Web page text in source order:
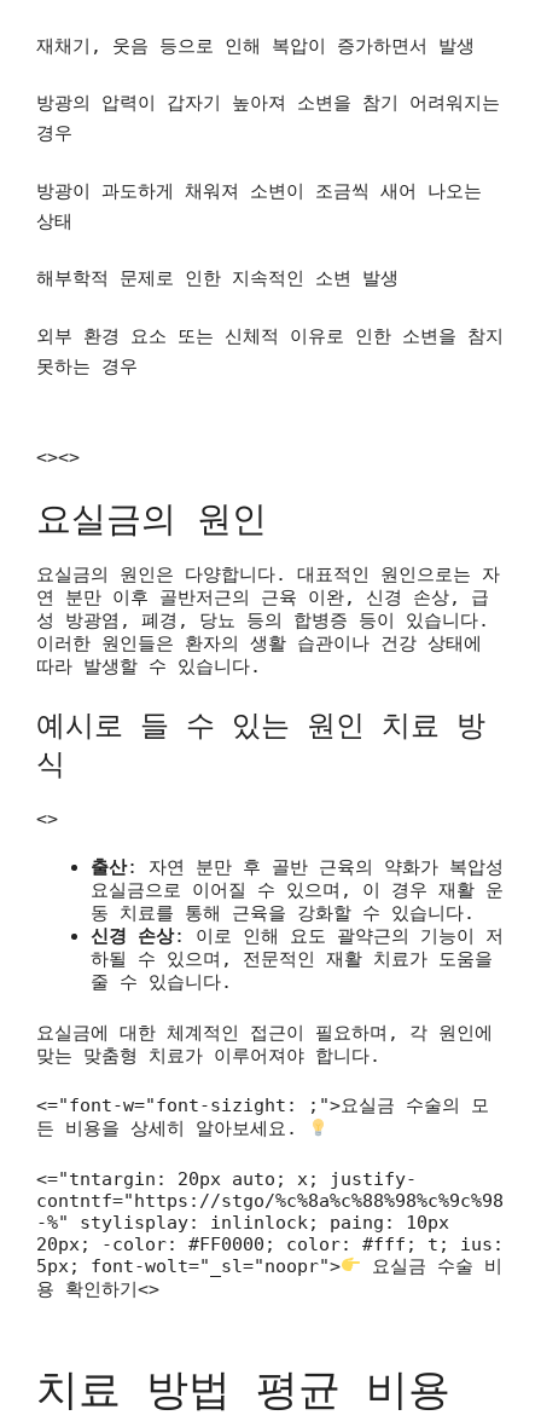
재채기, 웃음 등으로 인해 복압이 증가하면서 발생
방광의 압력이 갑자기 높아져 소변을 참기 어려워지는
경우
방광이 과도하게 채워져 소변이 조금씩 새어 나오는
상태
해부학적 문제로 인한 지속적인 소변 발생
외부 환경 요소 또는 신체적 이유로 인한 소변을 참지
못하는 경우
<><>
요실금의 원인
요실금의 원인은 다양합니다. 대표적인 원인으로는 자
연 분만 이후 골반저근의 근육 이완, 신경 손상, 급
성 방광염, 폐경, 당뇨 등의 합병증 등이 있습니다.
이러한 원인들은 환자의 생활 습관이나 건강 상태에
따라 발생할 수 있습니다.
예시로 들 수 있는 원인 치료 방
식
<>
출산: 자연 분만 후 골반 근육의 약화가 복압성
요실금으로 이어질 수 있으며, 이 경우 재활 운
동 치료를 통해 근육을 강화할 수 있습니다.
신경 손상: 이로 인해 요도 괄약근의 기능이 저
하될 수 있으며, 전문적인 재활 치료가 도움을
줄 수 있습니다.
요실금에 대한 체계적인 접근이 필요하며, 각 원인에
맞는 맞춤형 치료가 이루어져야 합니다.
<="font-w="font-sizight: ;">요실금 수술의 모
든 비용을 상세히 알아보세요.
<="tntargin: 20px auto; x; justify-
contntf="https://stgo/%c%8a%c%88%98%c%9c%98
-%" stylisplay: inlinlock; paing: 10px
20px; -color: #FF0000; color: #fff; t; ius:
5px; font-wolt="_sl="noopr">
요실금 수술 비
용 확인하기<>
치료 방법 평균 비용